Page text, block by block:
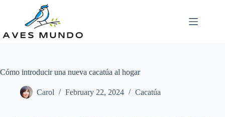
Cómo introducir una nueva cacatúa al hogar
Carol February 22, 2024 Cacatúa